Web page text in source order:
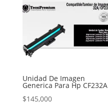
Unidad De Imagen
Generica Para Hp CF232A
$145,000